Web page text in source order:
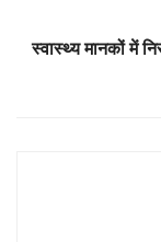
स्वास्थ्य मानकों में